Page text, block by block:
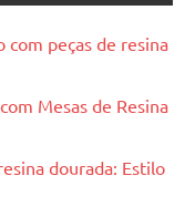
com peças de resina
Mesas de Resina
dourada: Estilo